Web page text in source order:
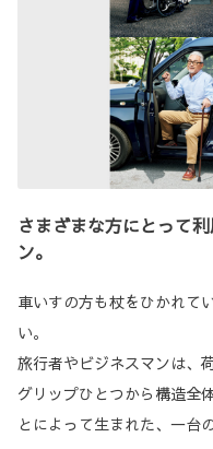
さまざまな方にとって
ン。
車いすの方も杖をひかれて
い。
旅行者やビジネスマンは、
グリップひとつから構造全
とによって生まれた、一台